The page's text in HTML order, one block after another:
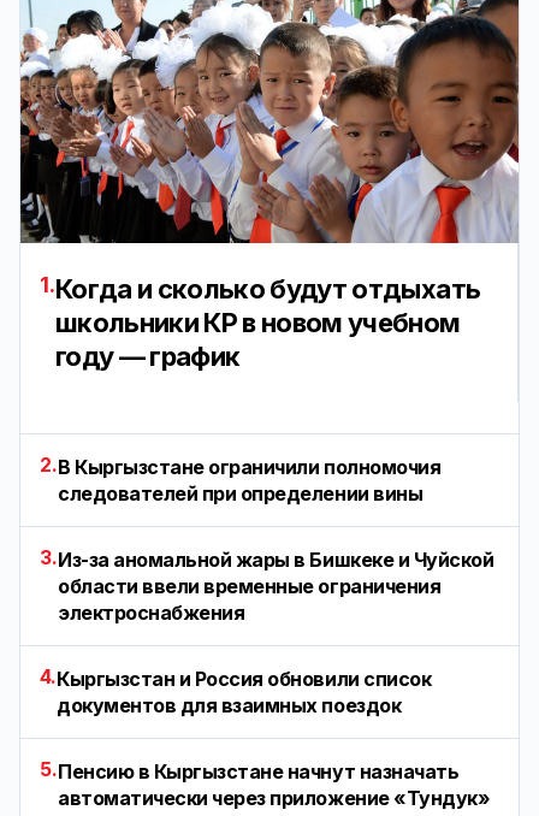
1.Когда и сколько будут отдыхать
школьники КР в новом учебном
году — график
2.В Кыргызстане ограничили полномочия
следователей при определении вины
3.Из-за аномальной жары в Бишкеке и Чуйской
области ввели временные ограничения
электроснабжения
4.Кыргызстан и Россия обновили список
документов для взаимных поездок
5.Пенсию в Кыргызстане начнут назначать
автоматически через приложение «Тундук»